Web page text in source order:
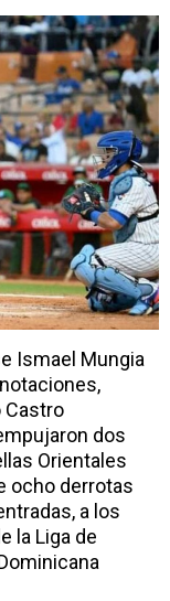
Ismael Mungia
Castro
dos
Orientales
ocho derrotas
a los
la Liga de